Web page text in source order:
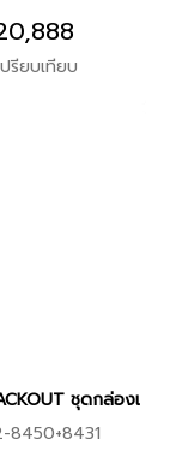
อกกระแทกไร้สาย
ค (เครื่องเปล่า)
Q3/2025 จับ
ษ พร้อมกับ Code
ม เพื่อความคุ้มค่า
PACKOUT
+48-22-8410
ง 48-22-8450
ปรียบเทียบ
พร้อมกล่องชุดกล่องเค
8450+8431